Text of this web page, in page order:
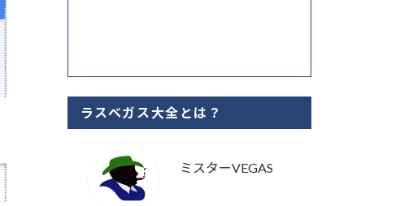
ラスベガス大全とは？
ミスターVEGAS